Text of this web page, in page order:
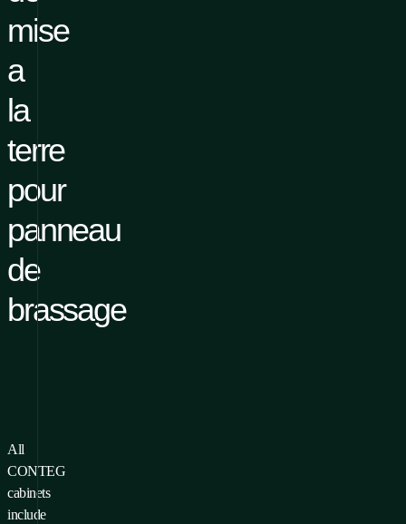
mise
a
la
terre
pour
panneau
de
brassage
All
CONTEG
cabinets
include
ajouter un produit à vos
vous devez